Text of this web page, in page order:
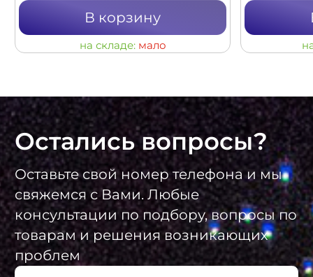
В корзину
на складе: мало
Остались вопросы?
Оставьте свой номер телефона и мы
свяжемся с Вами. Любые
консультации по подбору, вопросы по
товарам и решения возникающих
проблем